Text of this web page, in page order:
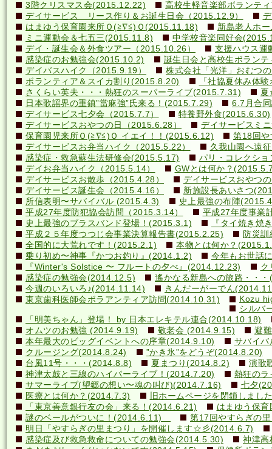
3階クリスマス会(2015.12.22)
高校生軽音楽部ボランテ
デイサービス リース作り＆お誕生日会（2015.12.9）
はまゆう保育園来所Ｏ(≧∇≦)Ｏ(2015.11.18)
新島老人ホ
ミニ運動会＆七五三(2015.11.8)
中学校音楽同好会
デイ・誕生会＆外食ツアー（2015.10.26）
支援ハウス運
感染症のお勉強会(2015.10.2)
誕生日会と高校生ボラン
デイバスハイク（2015.9.19）
株式会社「光洋」おむつ
ボランティア＆スイカ割り(2015.8.20)
「社協夏休み体
さくらい英夫・・・熱狂のスーパーライブ(2015.7.31)
夏
日本歌謡界の重鎮”當麻強”氏来る！(2015.7.29)
6.7月合
デイサービス七夕会（2015.7.7）
特養野外食(2015.6.30)
デイサービスおやつの日（2015.6.28）
デイサービスミ
保育園児来所Ｏ(≧∇≦)Ｏ イエイ！！(2015.6.12)
第18回
デイサービスお弁当ハイク（2015.5.22）
久我山園へ遠
感染症・救急蘇生法研修会(2015.5.17)
パリ・コレクシ
デイお弁当ハイク（2015.5.14）
GWとは何か？
デイサービスお散歩（2015.4.28）
デイサービスおやつ
デイサービス誕生会（2015.4.16）
新施設長あいさつ
所信表明〜サバイバル (2015.4.3)
史上最強の布陣
平成27年度防犯協会訪問（2015.3.14）
平成27年度事業
史上最強のブラスバンド登場！(2015.3.1)
『タイ焼き焼
平成２５年度つつじ会事業決算報告書(2015.2.25)
防災
全国的に大荒れです！(2015.2.1)
本物とは何か？
乗り初め〜神事『かつお釣り』(2014.1.2)
今年もお世話
『Winter's Solstice 〜 フルートの夕べ』(2014.12.23)
ク
感染症の勉強会(2014.12.5)
遙かなる新島への旅路・・
今週のいろいろ♪(2014.11.14)
きんだーがーでん
東京歯科医師会ボラアンティア訪問(2014.10.31)
Kozu
シルバ
「明美ちゃん」登場！ by 日本エレキテル連合(2014.10.18)
オムツのお勉強 (2014.9.19)
敬老会 (2014.9.15)
避
本年最大のビッグイベントへの序章(2014.9.10)
サバイ
クルージング(2014.8.24)
”かき氷”をどうぞ(2014.8.20)
台風11号・・・(2014.8.8)
夏まつり(2014.8.2)
演歌
神津太鼓と三線のハイパーライブ！(2014.7.20)
熱狂の
サマーライブ(望郷の想い〜魂の叫び)(2014.7.16)
七夕
医療とは何か？(2014.7.3)
旧ホームページを閉鎖しまし
「東京善意銀行友の会」来る！(2014.6.21)
はまゆう保
謎のベールがついに！(2014.6.11)
第17回やすらぎの
明日「やすらぎの里まつり」を開催します☆彡(2014.6.7)
感染症及び救急救命についての勉強会(2014.5.30)
神津高